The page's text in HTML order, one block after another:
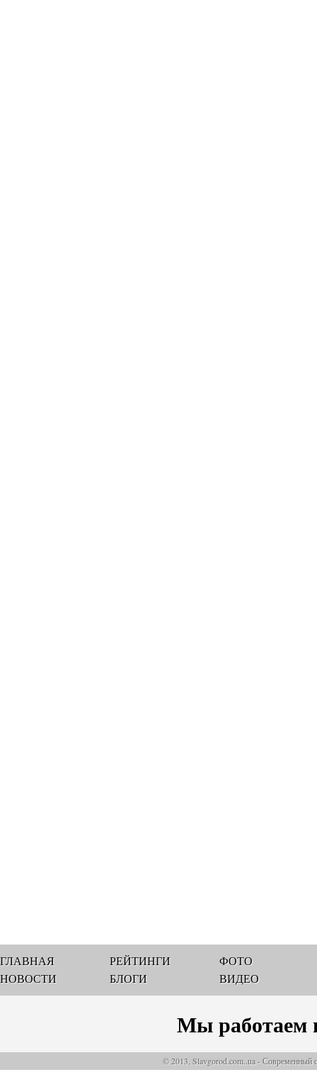
ГЛАВНАЯ
НОВОСТИ
РЕЙТИНГИ
БЛОГИ
ФОТО
ВИДЕО
Мы работаем
© 2013, Slavgorod.com..ua - Современный